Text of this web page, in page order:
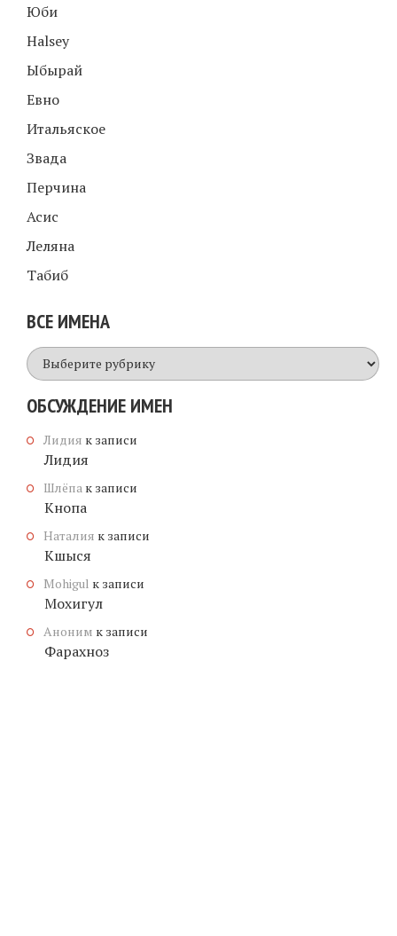
Юби
Halsey
Ыбырай
Евно
Итальяское
Звада
Перчина
Асис
Леляна
Табиб
ВСЕ ИМЕНА
Все
имена
ОБСУЖДЕНИЕ ИМЕН
Лидия к записи
Лидия
Шлёпа к записи
Кнопа
Наталия к записи
Кшыся
Mohigul к записи
Мохигул
Аноним к записи
Фарахноз